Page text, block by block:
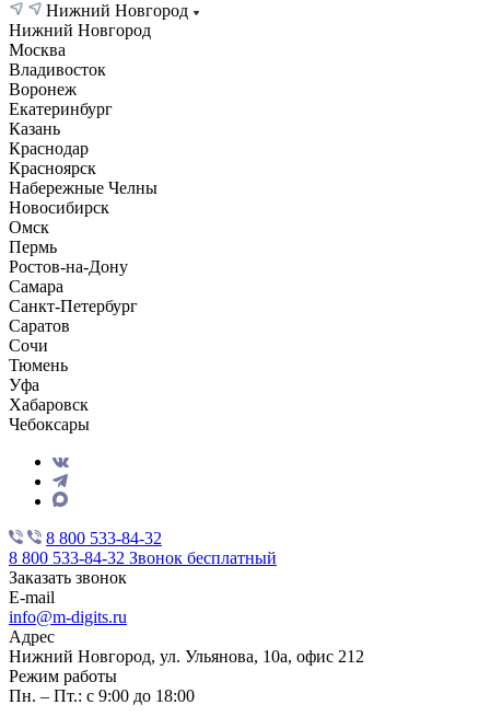
Нижний Новгород
Нижний Новгород
Москва
Владивосток
Воронеж
Екатеринбург
Казань
Краснодар
Красноярск
Набережные Челны
Новосибирск
Омск
Пермь
Ростов-на-Дону
Самара
Санкт-Петербург
Саратов
Сочи
Тюмень
Уфа
Хабаровск
Чебоксары
8 800 533-84-32
8 800 533-84-32 Звонок бесплатный
Заказать звонок
E-mail
info@m-digits.ru
Адрес
Нижний Новгород, ул. Ульянова, 10а, офис 212
Режим работы
Пн. – Пт.: с 9:00 до 18:00